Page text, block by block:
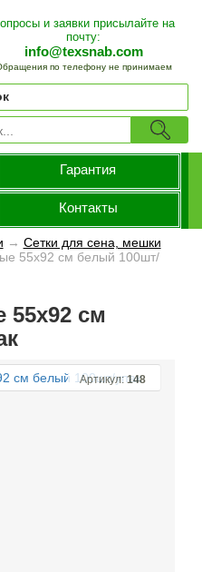
и заявки присылайте на
почту:
info@texsnab.com
по телефону не принимаем
Гарантия
Контакты
→ Сетки для сена, мешки
55х92 см белый 100шт/
см
Артикул:148